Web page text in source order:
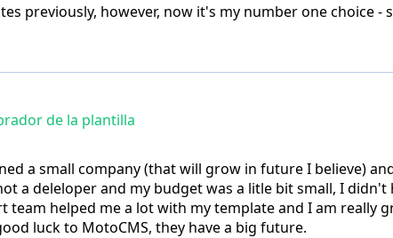
previously, however, now it's my number one choice
de la plantilla
a small company (that will grow in future I believe)
a deleloper and my budget was a litle bit small, I
team helped me a lot with my template and I am really
luck to MotoCMS, they have a big future.